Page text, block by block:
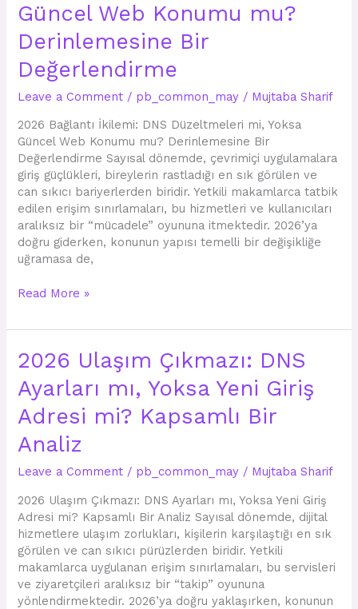
Güncel Web Konumu mu?
Derinlemesine Bir
Değerlendirme
Leave a Comment / pb_common_may / Mujtaba Sharif
2026 Bağlantı İkilemi: DNS Düzeltmeleri mi, Yoksa
Güncel Web Konumu mu? Derinlemesine Bir
Değerlendirme Sayısal dönemde, çevrimiçi uygulamalara
giriş güçlükleri, bireylerin rastladığı en sık görülen ve
can sıkıcı bariyerlerden biridir. Yetkili makamlarca tatbik
edilen erişim sınırlamaları, bu hizmetleri ve kullanıcıları
aralıksız bir “mücadele” oyununa itmektedir. 2026’ya
doğru giderken, konunun yapısı temelli bir değişikliğe
uğramasa de,
Düzeltmeleri
mi,
Yoksa
Güncel
Konumu
mu?
Derinlemesine
Bir
Değerlendirme
Read More »
2026 Ulaşım Çıkmazı: DNS
Ayarları mı, Yoksa Yeni Giriş
Adresi mi? Kapsamlı Bir
Analiz
Leave a Comment / pb_common_may / Mujtaba Sharif
2026 Ulaşım Çıkmazı: DNS Ayarları mı, Yoksa Yeni Giriş
Adresi mi? Kapsamlı Bir Analiz Sayısal dönemde, dijital
hizmetlere ulaşım zorlukları, kişilerin karşılaştığı en sık
görülen ve can sıkıcı pürüzlerden biridir. Yetkili
makamlarca uygulanan erişim sınırlamaları, bu servisleri
ve ziyaretçileri aralıksız bir “takip” oyununa
yönlendirmektedir. 2026’ya doğru yaklaşırken, konunun
2026
Ulaşım
Çıkmazı:
DNS
Ayarları
mı,
Yoksa
Yeni
Adresi
mi?
Kapsamlı
Bir
Analiz